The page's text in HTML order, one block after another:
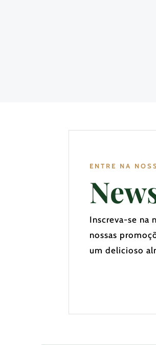
ENTRE NA
Inscreva-se na
nossas
um delicioso